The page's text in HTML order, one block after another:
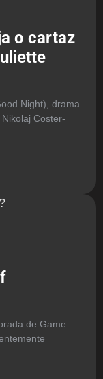
o cartaz
Night), drama
Coster-
de Game